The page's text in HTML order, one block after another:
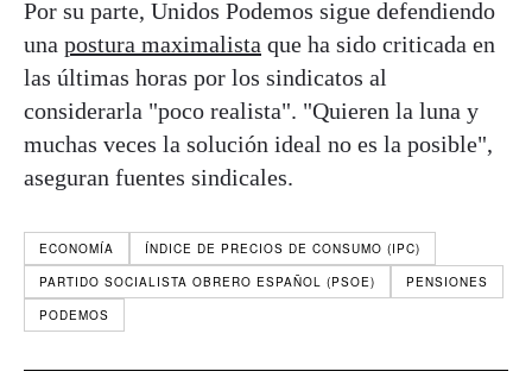
Por su parte, Unidos Podemos sigue defendiendo
una postura maximalista que ha sido criticada en
las últimas horas por los sindicatos al
considerarla "poco realista". "Quieren la luna y
muchas veces la solución ideal no es la posible",
aseguran fuentes sindicales.
ECONOMÍA
ÍNDICE DE PRECIOS DE CONSUMO (IPC)
PARTIDO SOCIALISTA OBRERO ESPAÑOL (PSOE)
PENSIONES
PODEMOS